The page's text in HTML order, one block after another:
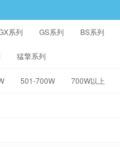
系列 GS系列 BS系列
猛擎系列
501-700W 700W以上